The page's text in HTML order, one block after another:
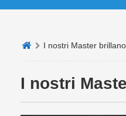
I nostri Master
I nostri